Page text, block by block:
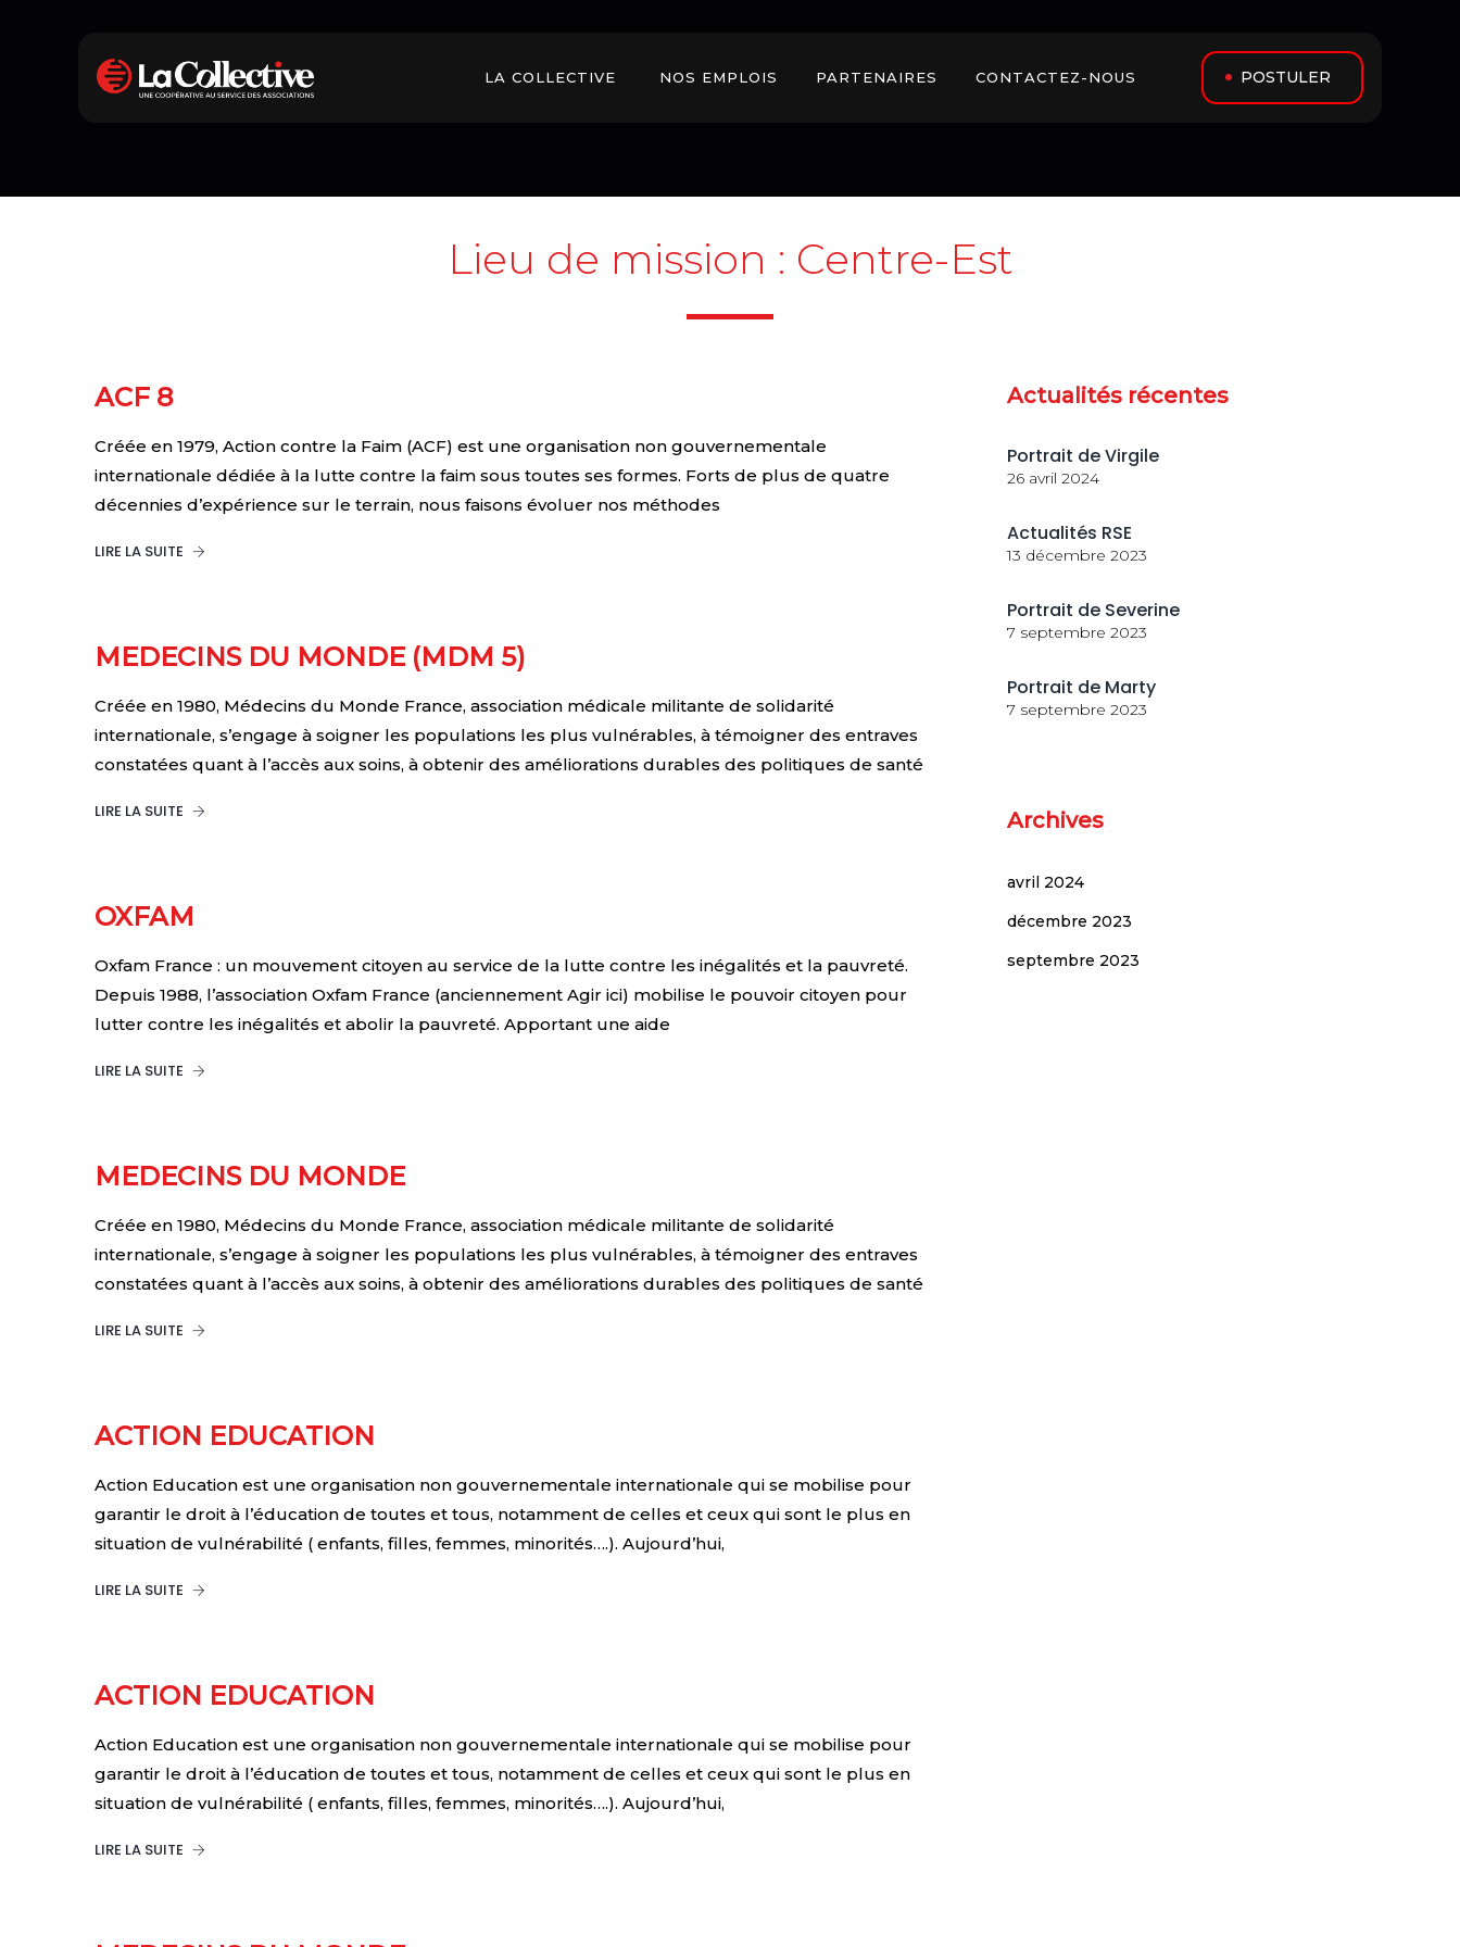
LA COLLECTIVE NOS EMPLOIS PARTENAIRES CONTACTEZ-NOUS POSTULER
Lieu de mission : Centre-Est
ACF 8
Créée en 1979, Action contre la Faim (ACF) est une organisation non gouvernementale
internationale dédiée à la lutte contre la faim sous toutes ses formes. Forts de plus de quatre
décennies d’expérience sur le terrain, nous faisons évoluer nos méthodes
LIRE LA SUITE
MEDECINS DU MONDE (MDM 5)
Créée en 1980, Médecins du Monde France, association médicale militante de solidarité
internationale, s’engage à soigner les populations les plus vulnérables, à témoigner des entraves
constatées quant à l’accès aux soins, à obtenir des améliorations durables des politiques de santé
LIRE LA SUITE
OXFAM
Oxfam France : un mouvement citoyen au service de la lutte contre les inégalités et la pauvreté.
Depuis 1988, l’association Oxfam France (anciennement Agir ici) mobilise le pouvoir citoyen pour
lutter contre les inégalités et abolir la pauvreté. Apportant une aide
LIRE LA SUITE
MEDECINS DU MONDE
Créée en 1980, Médecins du Monde France, association médicale militante de solidarité
internationale, s’engage à soigner les populations les plus vulnérables, à témoigner des entraves
constatées quant à l’accès aux soins, à obtenir des améliorations durables des politiques de santé
LIRE LA SUITE
ACTION EDUCATION
Action Education est une organisation non gouvernementale internationale qui se mobilise pour
garantir le droit à l’éducation de toutes et tous, notamment de celles et ceux qui sont le plus en
situation de vulnérabilité ( enfants, filles, femmes, minorités….). Aujourd’hui,
LIRE LA SUITE
ACTION EDUCATION
Action Education est une organisation non gouvernementale internationale qui se mobilise pour
garantir le droit à l’éducation de toutes et tous, notamment de celles et ceux qui sont le plus en
situation de vulnérabilité ( enfants, filles, femmes, minorités….). Aujourd’hui,
LIRE LA SUITE
Actualités récentes
Portrait de Virgile
26 avril 2024
Actualités RSE
13 décembre 2023
Portrait de Severine
7 septembre 2023
Portrait de Marty
7 septembre 2023
Archives
avril 2024
décembre 2023
septembre 2023